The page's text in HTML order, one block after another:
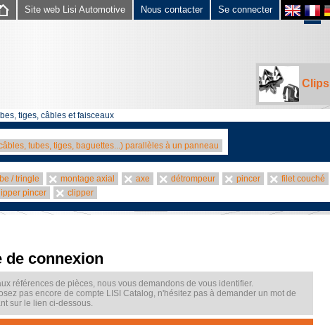
Se connecter
Nous contacter
Site web Lisi Automotive
Clips
tiges, câbles et faisceaux
tubes, tiges, baguettes...) parallèles à un panneau
/ tringle montage axial axe détrompeur pincer
filet couché
pincer clipper
de connexion
références de pièces, nous vous demandons de vous identifier.
pas encore de compte LISI Catalog, n'hésitez pas à demander un mot de
sur le lien ci-dessous.